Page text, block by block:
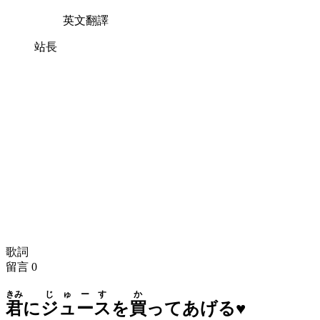
英文翻譯
站長
歌詞
留言 0
君
きみ
にジュース
じゅーす
を買
か
ってあげる♥